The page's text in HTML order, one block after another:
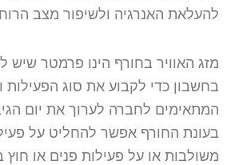
להעלאת האנרגיה ולשיפור מצב
מזג האוויר בחורף הינו פרמטר שיש
בחשבון כדי לקבוע את סוג הפעילות
המתאימים לחברה לערוך את יום
בעונת החורף אפשר להחליט על
משולבות או על פעילות פנים או